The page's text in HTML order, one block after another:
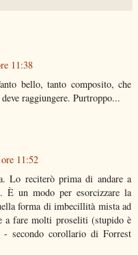
11:38
bello, tanto composito, che
raggiungere. Purtroppo...
11:52
Lo reciterò prima di andare a
È un modo per esorcizzare la
forma di imbecillità mista ad
a fare molti proseliti (stupido è
secondo corollario di Forrest